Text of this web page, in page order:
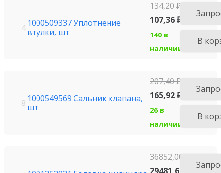
4 1000509337 Уплотнение
втулки, шт
134,20₽
107,36₽
140 в
наличии
В
8 1000549569 Сальник клапана,
шт
207,40₽
165,92₽
26 в
наличии
В
36852,00
29481,60